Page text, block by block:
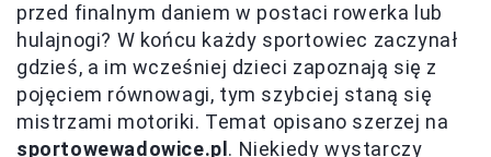
przed finalnym daniem w postaci rowerka lub
hulajnogi? W końcu każdy sportowiec zaczynał
gdzieś, a im wcześniej dzieci zapoznają się z
pojęciem równowagi, tym szybciej staną się
mistrzami motoriki. Temat opisano szerzej na
sportowewadowice.pl . Niekiedy wystarczy